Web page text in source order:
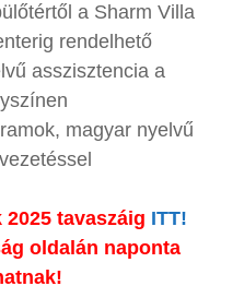
a Sharm Villa
rendelhető
asszisztencia a
magyar nyelvű
tavaszáig ITT!
oldalán naponta